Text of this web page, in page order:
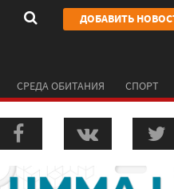
ДОБАВИТЬ
СРЕДА ОБИТАНИЯ СПОРТ